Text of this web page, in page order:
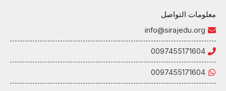
معلومات التواصل
info@sirajedu.org
0097455171604
0097455171604